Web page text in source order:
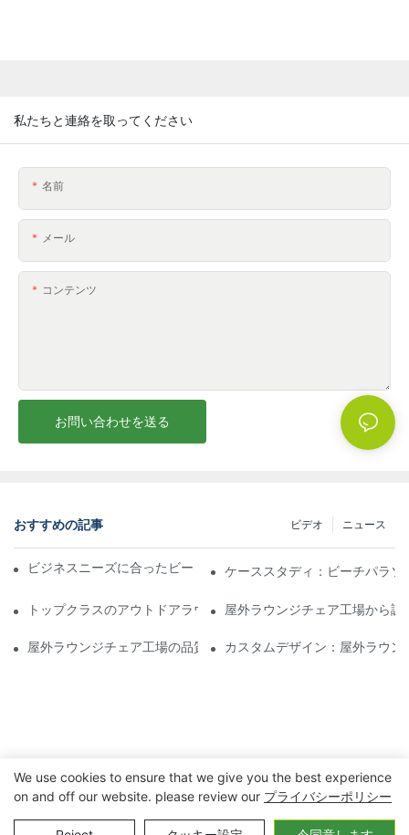
私たちと連絡を取ってください
名前
メール
コンテンツ
お問い合わせを送る
おすすめの記事 ニュース
ビデオ
ビジネスニーズに合ったビーチパラソル販売業者を見つける
ケーススタディ：ビーチパラ
トップクラスのアウトドアラウンジチェア工場に期待できること
屋外ラウンジチェア工場から調
屋外ラウンジチェア工場の品質評価方法カスタムデザイン：屋外ラウ
著作権 © 2023 寧波玄亨アウトドア&ホームアプライアンス株式会
We use cookies to ensure that we give you the best experience
on and off our website. please review our プライバシーポリシー